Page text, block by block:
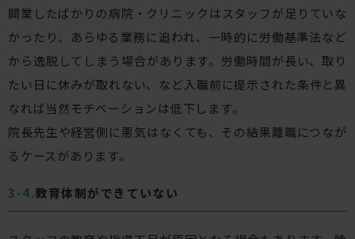
開業したばかりの病院・クリニックはスタッフが足りていな
かったり、あらゆる業務に追われ、一時的に労働基準法など
から逸脱してしまう場合があります。労働時間が長い、取り
たい日に休みが取れない、など入職前に提示された条件と異
なれば当然モチベーションは低下します。
院長先生や経営側に悪気はなくても、その結果離職につなが
るケースがあります。
教育体制ができていない